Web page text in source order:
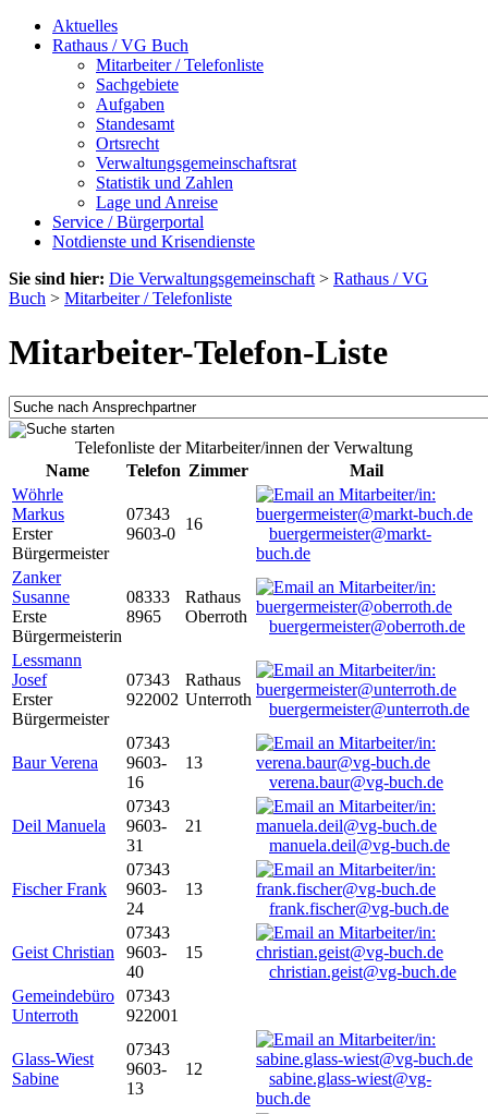
Aktuelles
Rathaus / VG Buch
Mitarbeiter / Telefonliste
Sachgebiete
Aufgaben
Standesamt
Ortsrecht
Verwaltungsgemeinschaftsrat
Statistik und Zahlen
Lage und Anreise
Service / Bürgerportal
Notdienste und Krisendienste
Sie sind hier: Die Verwaltungsgemeinschaft > Rathaus / VG
Buch > Mitarbeiter / Telefonliste
Mitarbeiter-Telefon-Liste
Telefonliste der Mitarbeiter/innen der Verwaltung
Name
Telefon Zimmer
Mail
Wöhrle
Markus
Erster
Bürgermeister
07343
9603-0
16
buergermeister@markt-
buch.de
Zanker
Susanne
Erste
Bürgermeisterin
08333
8965
Rathaus
Oberroth
buergermeister@oberroth.de
Lessmann
Josef
Erster
Bürgermeister
07343
922002
Rathaus
Unterroth
buergermeister@unterroth.de
Baur Verena
07343
9603-
16
13
verena.baur@vg-buch.de
Deil Manuela
07343
9603-
31
21
manuela.deil@vg-buch.de
Fischer Frank
07343
9603-
24
13
frank.fischer@vg-buch.de
Geist Christian
07343
9603-
40
15
christian.geist@vg-buch.de
Gemeindebüro
Unterroth
07343
922001
Glass-Wiest
Sabine
07343
9603-
13
12
sabine.glass-wiest@vg-
buch.de